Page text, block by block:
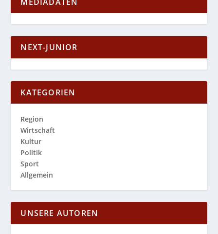
NEXT-JUNIOR
KATEGORIEN
Region
Wirtschaft
Kultur
Politik
Sport
Allgemein
UNSERE AUTOREN